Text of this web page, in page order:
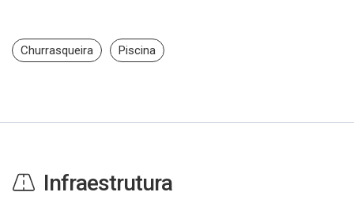
Churrasqueira Piscina
Infraestrutura